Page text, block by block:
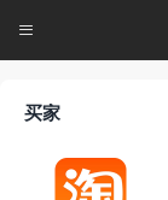

买家